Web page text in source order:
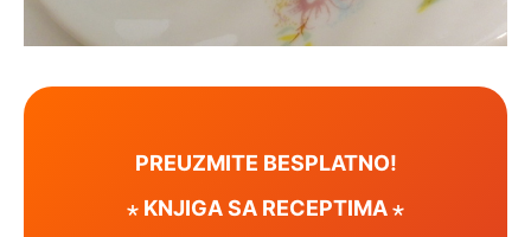
PREUZMITE BESPLATNO!
⋆ KNJIGA SA RECEPTIMA ⋆